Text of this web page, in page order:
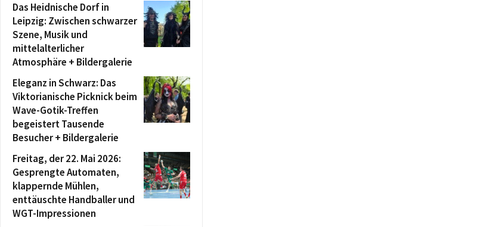
Das Heidnische Dorf in
Leipzig: Zwischen schwarzer
Szene, Musik und
mittelalterlicher
Atmosphäre + Bildergalerie
Eleganz in Schwarz: Das
Viktorianische Picknick beim
Wave-Gotik-Treffen
begeistert Tausende
Besucher + Bildergalerie
Freitag, der 22. Mai 2026:
Gesprengte Automaten,
klappernde Mühlen,
enttäuschte Handballer und
WGT-Impressionen